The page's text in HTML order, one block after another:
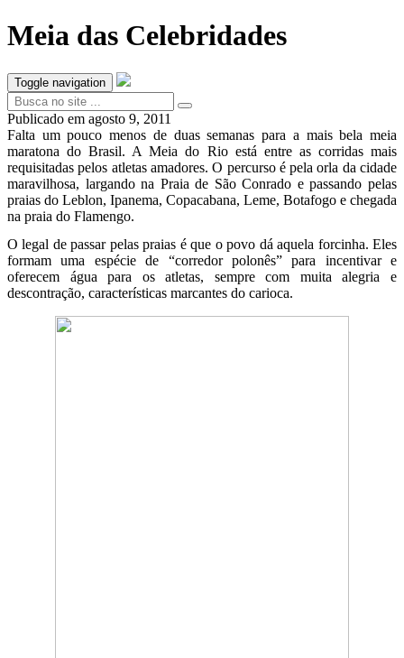
Meia das Celebridades
Toggle navigation
Publicado em agosto 9, 2011
Falta um pouco menos de duas semanas para a mais bela meia
maratona do Brasil. A Meia do Rio está entre as corridas mais
requisitadas pelos atletas amadores. O percurso é pela orla da cidade
maravilhosa, largando na Praia de São Conrado e passando pelas
praias do Leblon, Ipanema, Copacabana, Leme, Botafogo e chegada
na praia do Flamengo.
O legal de passar pelas praias é que o povo dá aquela forcinha. Eles
formam uma espécie de “corredor polonês” para incentivar e
oferecem água para os atletas, sempre com muita alegria e
descontração, características marcantes do carioca.